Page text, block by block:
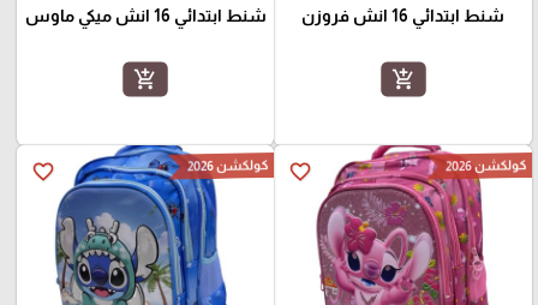
شنط ابتدائي 16 انش فروزن
add_shopping_cart
شنط ابتدائي 16 انش ميكي ماوس
add_shopping_cart
favorite_border كولكشن 2026 favorite_border كولكشن 2026